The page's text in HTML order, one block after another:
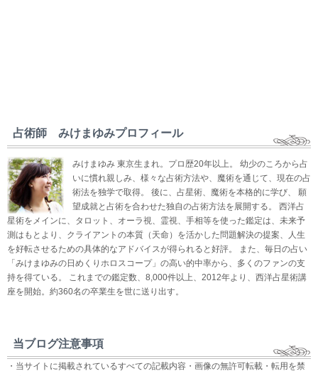
占術師 みけまゆみプロフィール
みけまゆみ 東京生まれ。プロ歴20年以上。 幼少のころから占
いに慣れ親しみ、様々な占術方法や、魔術を通じて、現在の占
術法を独学で取得。 後に、占星術、魔術を本格的に学び、 願
望成就と占術を合わせた独自の占術方法を展開する。 西洋占
星術をメインに、タロット、オーラ視、霊視、手相等を使った鑑定は、未来予
測はもとより、クライアントの本質（天命）を活かした問題解決の提案、人生
を好転させるための具体的なアドバイスが得られると好評。 また、毎日の占い
「みけまゆみの日めくりホロスコープ」の高い的中率から、多くのファンの支
持を得ている。 これまでの鑑定数、8,000件以上、2012年より、西洋占星術講
座を開始。約360名の卒業生を世に送り出す。
当ブログ注意事項
・当サイトに掲載されているすべての記載内容・画像の無許可転載・転用を禁